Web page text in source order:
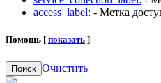
access_label: - Метка
Помощь [ показать ]
Поиск Очистить